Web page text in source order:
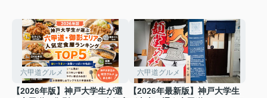
六甲道グルメ
【2026年版】神戸大学生が選
六甲道グルメ
【2026年最新版】神戸大学生